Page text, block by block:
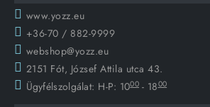
www.yozz.eu
+36-70 / 882-9999
webshop@yozz.eu
2151 Fót, József Attila utca 43.
Ügyfélszolgálat: H-P: 1000 - 1800